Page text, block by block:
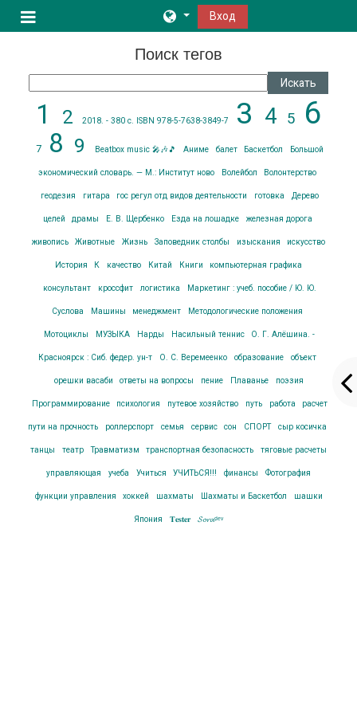
Боковая панель
Вход
Поиск тегов
Поиск тегов
1 2 2018. - 380 с. ISBN 978-5-7638-3849-7 3 4 5 6
7 8 9 Beatbox music 🎤🎶🎵 Аниме балет Баскетбол Большой
экономический словарь. — М.: Институт ново Волейбол Волонтерство
геодезия гитара гос регул отд видов деятельности готовка Дерево
целей драмы Е. В. Щербенко Езда на лошадке железная дорога
живопись Животные Жизнь Заповедник столбы изыскания искусство
История К качество Китай Книги компьютерная графика
консультант кроссфит логистика Маркетинг : учеб. пособие / Ю. Ю.
Суслова Машины менеджмент Методологические положения
Мотоциклы МУЗЫКА Нарды Насильный теннис О. Г. Алёшина. -
Красноярск : Сиб. федер. ун-т О. С. Веремеенко образование объект
орешки васаби ответы на вопросы пение Плаванье поэзия
Программирование психология путевое хозяйство путь работа расчет
пути на прочность роллерспорт семья сервис сон СПОРТ сыр косичка
танцы театр Травматизм транспортная безопасность тяговые расчеты
управляющая учеба Учиться УЧИТЬСЯ!!! финансы Фотография
функции управления хоккей шахматы Шахматы и Баскетбол шашки
Япония 𝐓𝐞𝐬𝐭𝐞𝐫 𝓢𝓸𝓻𝓪ᵈᵉᵛ